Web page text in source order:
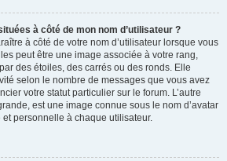
à côté de mon nom d’utilisateur ?
à côté de votre nom d’utilisateur lorsque vous
peut être une image associée à votre rang,
des étoiles, des carrés ou des ronds. Elle
selon le nombre de messages que vous avez
votre statut particulier sur le forum. L’autre
est une image connue sous le nom d’avatar
personnelle à chaque utilisateur.